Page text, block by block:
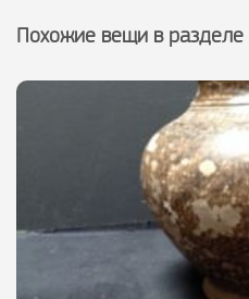
Похожие вещи в разделе